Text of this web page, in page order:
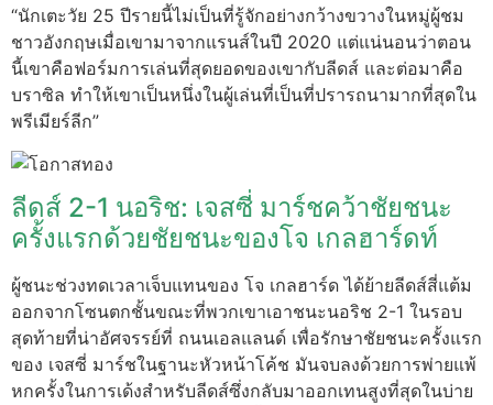
“นักเตะวัย 25 ปีรายนี้ไม่เป็นที่รู้จักอย่างกว้างขวางในหมู่ผู้ชม
ชาวอังกฤษเมื่อเขามาจากแรนส์ในปี 2020 แต่แน่นอนว่าตอน
นี้เขาคือฟอร์มการเล่นที่สุดยอดของเขากับลีดส์ และต่อมาคือ
บราซิล ทำให้เขาเป็นหนึ่งในผู้เล่นที่เป็นที่ปรารถนามากที่สุดใน
พรีเมียร์ลีก”
ลีดส์ 2-1 นอริช: เจสซี่ มาร์ชคว้าชัยชนะ
ครั้งแรกด้วยชัยชนะของโจ เกลฮาร์ดท์
ผู้ชนะช่วงทดเวลาเจ็บแทนของ โจ เกลฮาร์ด ได้ย้ายลีดส์สี่แต้ม
ออกจากโซนตกชั้นขณะที่พวกเขาเอาชนะนอริช 2-1 ในรอบ
สุดท้ายที่น่าอัศจรรย์ที่ ถนนเอลแลนด์ เพื่อรักษาชัยชนะครั้งแรก
ของ เจสซี่ มาร์ชในฐานะหัวหน้าโค้ช มันจบลงด้วยการพ่ายแพ้
หกครั้งในการเด้งสำหรับลีดส์ซึ่งกลับมาออกเทนสูงที่สุดในบ่าย